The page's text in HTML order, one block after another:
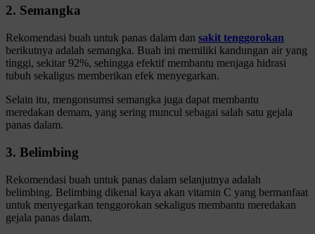
2. Semangka
Rekomendasi buah untuk panas dalam dan sakit tenggorokan
berikutnya adalah semangka. Buah ini memiliki kandungan air yang
tinggi, sekitar 92%, sehingga efektif membantu menjaga hidrasi
tubuh sekaligus memberikan efek menyegarkan.
Selain itu, mengonsumsi semangka juga dapat membantu
meredakan demam, yang sering muncul sebagai salah satu gejala
panas dalam.
3. Belimbing
Rekomendasi buah untuk panas dalam selanjutnya adalah
belimbing. Belimbing dikenal kaya akan vitamin C yang bermanfaat
untuk menyegarkan tenggorokan sekaligus membantu meredakan
gejala panas dalam.